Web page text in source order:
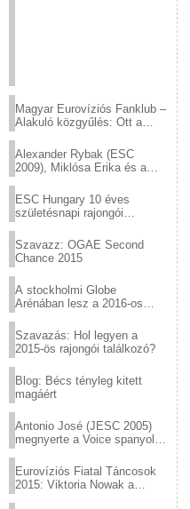
Magyar Eurovíziós Fanklub –
Alakuló közgyűlés: Ott a
Alexander Rybak (ESC
2009), Miklósa Erika és a
sztárjai a Margitszigeten
ESC Hungary 10 éves
születésnapi rajongói
Szavazz: OGAE Second
Chance 2015
A stockholmi Globe
Arénában lesz a 2016-os
Szavazás: Hol legyen a
2015-ös rajongói találkozó?
Blog: Bécs tényleg kitett
magáért
Antonio José (JESC 2005)
megnyerte a Voice spanyol
Eurovíziós Fiatal Táncosok
2015: Viktoria Nowak a